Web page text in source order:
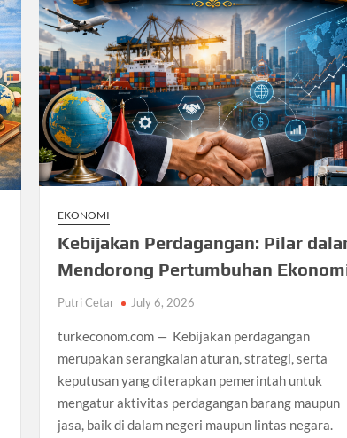
EKONOMI
Kebijakan Perdagangan: Pilar
Mendorong Pertumbuhan
Putri Cetar July 6, 2026
turkeconom.com — Kebijakan perdagangan
merupakan serangkaian aturan, strategi, serta
keputusan yang diterapkan pemerintah untuk
mengatur aktivitas perdagangan barang maupun
jasa, baik di dalam negeri maupun lintas negara.